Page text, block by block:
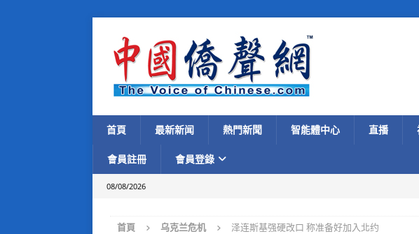
首頁 最新新闻 熱門新聞 智能體中心 直播
會員註冊 會員登錄
08/08/2026
首頁 乌克兰危机 泽连斯基强硬改口 称准备好加入北约